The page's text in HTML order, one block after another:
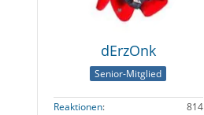
dErzOnk
Senior-Mitglied
Reaktionen
814